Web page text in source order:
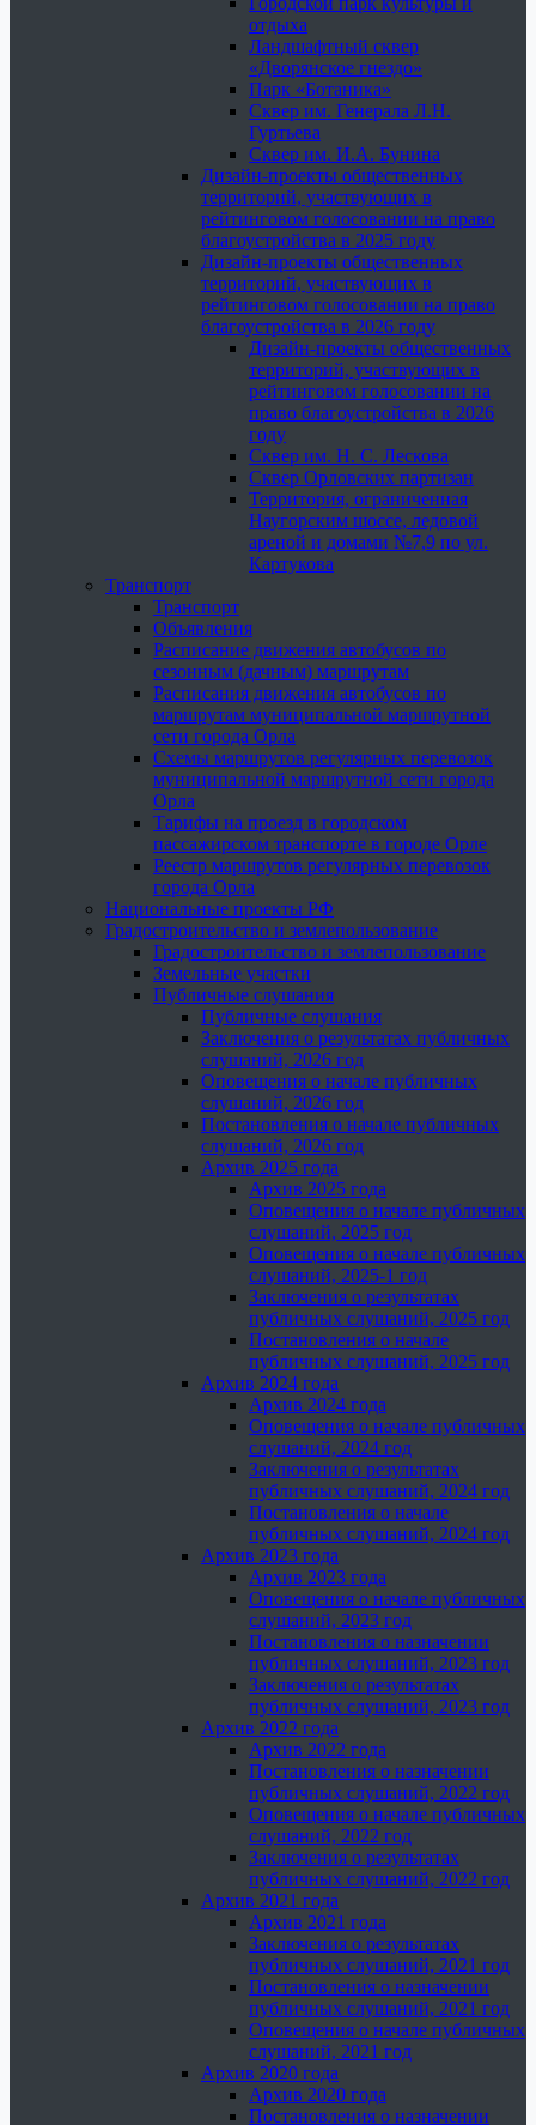
отдыха
Ландшафтный сквер
«Дворянское гнездо»
Парк «Ботаника»
Сквер им. Генерала Л.Н.
Гуртьева
Сквер им. И.А. Бунина
Дизайн-проекты общественных
территорий, участвующих в
рейтинговом голосовании на право
благоустройства в 2025 году
Дизайн-проекты общественных
территорий, участвующих в
рейтинговом голосовании на право
благоустройства в 2026 году
Дизайн-проекты общественных
территорий, участвующих в
рейтинговом голосовании на
право благоустройства в 2026
году
Сквер им. Н. С. Лескова
Сквер Орловских партизан
Территория, ограниченная
Наугорским шоссе, ледовой
ареной и домами №7,9 по ул.
Картукова
Транспорт
Транспорт
Объявления
Расписание движения автобусов по
сезонным (дачным) маршрутам
Расписания движения автобусов по
маршрутам муниципальной маршрутной
сети города Орла
Схемы маршрутов регулярных перевозок
муниципальной маршрутной сети города
Орла
Тарифы на проезд в городском
пассажирском транспорте в городе Орле
Реестр маршрутов регулярных перевозок
города Орла
Национальные проекты РФ
Градостроительство и землепользование
Градостроительство и землепользование
Земельные участки
Публичные слушания
Публичные слушания
Заключения о результатах публичных
слушаний, 2026 год
Оповещения о начале публичных
слушаний, 2026 год
Постановления о начале публичных
слушаний, 2026 год
Архив 2025 года
Архив 2025 года
Оповещения о начале публичных
слушаний, 2025 год
Оповещения о начале публичных
слушаний, 2025-1 год
Заключения о результатах
публичных слушаний, 2025 год
Постановления о начале
публичных слушаний, 2025 год
Архив 2024 года
Архив 2024 года
Оповещения о начале публичных
слушаний, 2024 год
Заключения о результатах
публичных слушаний, 2024 год
Постановления о начале
публичных слушаний, 2024 год
Архив 2023 года
Архив 2023 года
Оповещения о начале публичных
слушаний, 2023 год
Постановления о назначении
публичных слушаний, 2023 год
Заключения о результатах
публичных слушаний, 2023 год
Архив 2022 года
Архив 2022 года
Постановления о назначении
публичных слушаний, 2022 год
Оповещения о начале публичных
слушаний, 2022 год
Заключения о результатах
публичных слушаний, 2022 год
Архив 2021 года
Архив 2021 года
Заключения о результатах
публичных слушаний, 2021 год
Постановления о назначении
публичных слушаний, 2021 год
Оповещения о начале публичных
слушаний, 2021 год
Архив 2020 года
Архив 2020 года
Постановления о назначении